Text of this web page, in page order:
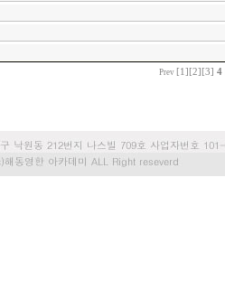
Prev [1] [2] [3] 4